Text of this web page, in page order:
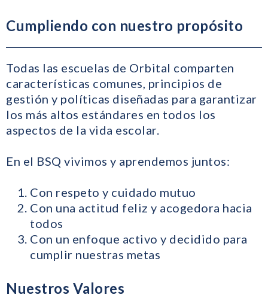
Cumpliendo con nuestro propósito
Todas las escuelas de Orbital comparten
características comunes, principios de
gestión y políticas diseñadas para garantizar
los más altos estándares en todos los
aspectos de la vida escolar.
En el BSQ vivimos y aprendemos juntos:
Con respeto y cuidado mutuo
Con una actitud feliz y acogedora hacia
todos
Con un enfoque activo y decidido para
cumplir nuestras metas
Nuestros Valores